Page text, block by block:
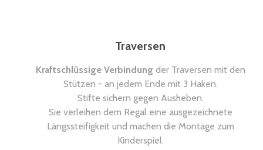
Traversen
Kraftschlüssige Verbindung der Traversen mit den
Stützen - an jedem Ende mit 3 Haken.
Stifte sichern gegen Ausheben.
Sie verleihen dem Regal eine ausgezeichnete
Längssteifigkeit und machen die Montage zum
Kinderspiel.